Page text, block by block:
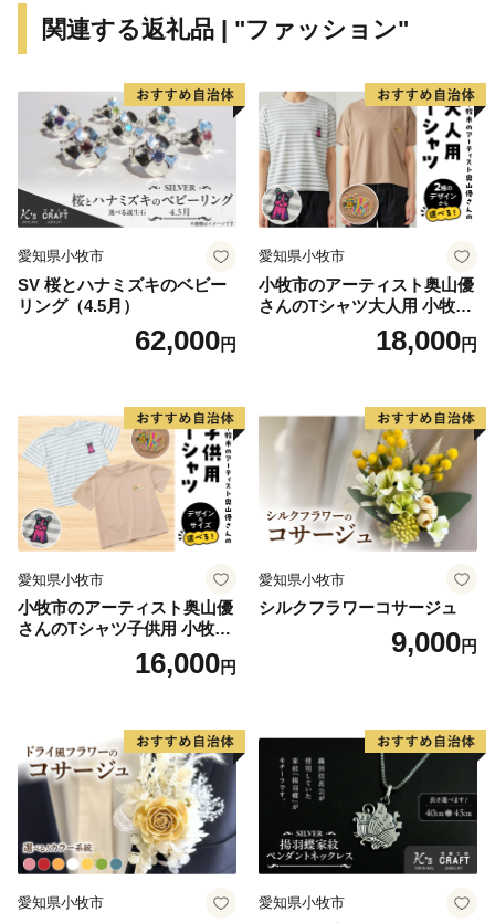
関連する返礼品 | "ファッション"
愛知県小牧市
SV 桜とハナミズキのベビー
リング（4.5月）
62,000円
愛知県小牧市
小牧市のアーティスト奥山優
さんのTシャツ大人用 小牧市
18,000円
愛知県小牧市
小牧市のアーティスト奥山優
さんのTシャツ子供用 小牧市
16,000円
愛知県小牧市
シルクフラワーコサージュ
9,000円
愛知県小牧市 愛知県小牧市